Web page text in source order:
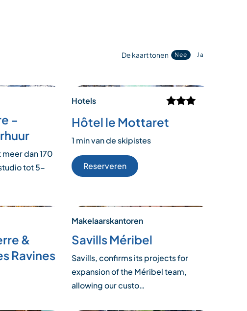
De kaart tonen Nee Ja
–
dan 170
tot 5-
Hotels
Hôtel le Mottaret
1 min van de skipistes
Reserveren
&
Ravines
Makelaarskantoren
Savills Méribel
Savills, confirms its projects for
expansion of the Méribel team,
allowing our custo…